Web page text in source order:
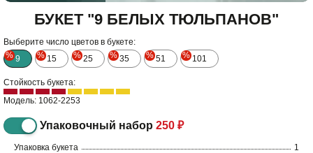
БУКЕТ "9 БЕЛЫХ ТЮЛЬПАНОВ"
Выберите число цветов в букете:
% 9 % 15 % 25 % 35 % 51 % 101
Стойкость букета:
Модель: 1062-2253
Упаковочный набор 250 ₽
Упаковка букета
1